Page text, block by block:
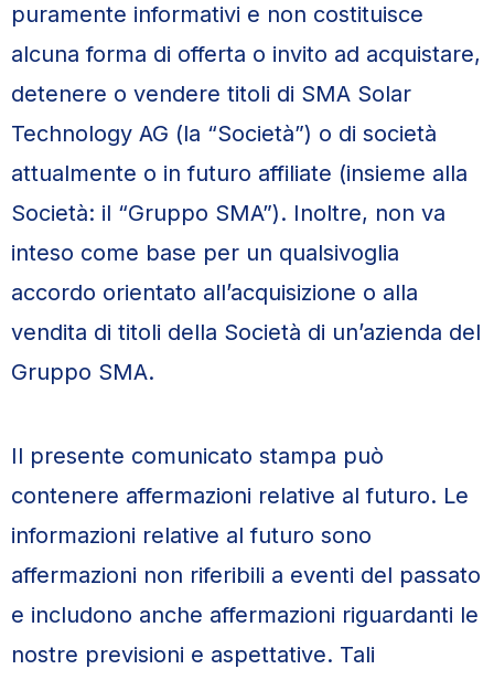
puramente informativi e non costituisce
alcuna forma di offerta o invito ad acquistare,
detenere o vendere titoli di SMA Solar
Technology AG (la “Società”) o di società
attualmente o in futuro affiliate (insieme alla
Società: il “Gruppo SMA”). Inoltre, non va
inteso come base per un qualsivoglia
accordo orientato all’acquisizione o alla
vendita di titoli della Società di un’azienda del
Gruppo SMA.
Il presente comunicato stampa può
contenere affermazioni relative al futuro. Le
informazioni relative al futuro sono
affermazioni non riferibili a eventi del passato
e includono anche affermazioni riguardanti le
nostre previsioni e aspettative. Tali